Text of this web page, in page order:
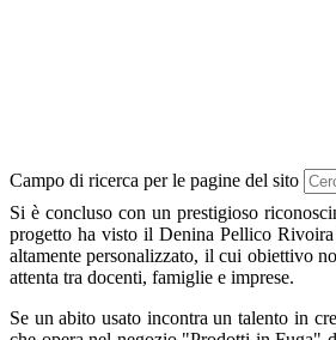
Campo di ricerca per le pagine del sito
Si è concluso con un prestigioso
progetto ha visto il Denina Pellico
altamente personalizzato, il cui obiettivo
attenta tra docenti, famiglie e imprese.
Se un abito usato incontra un talento in